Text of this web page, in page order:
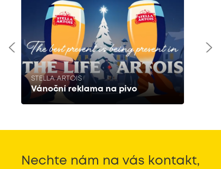
STELLA ARTOIS
Vánoční reklama na pivo
Nechte nám na vás kontakt,